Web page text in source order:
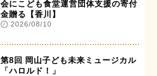
会にこども食堂運営団体支援の寄付
金贈る【香川】
2026/08/10
第8回 岡山子ども未来ミュージカル
「ハロルド！」